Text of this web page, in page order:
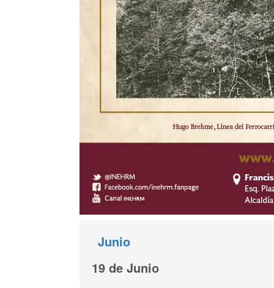
Junio
19 de Junio